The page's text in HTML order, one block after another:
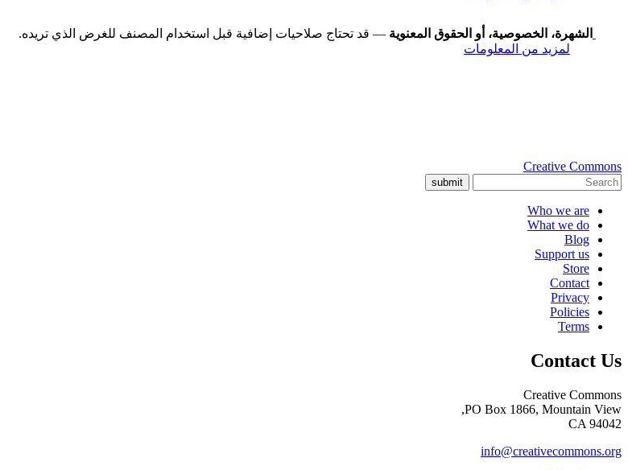
الشهرة، الخصوصية، أو الحقوق المعنوية — قد تحتاج صلاحيات إضافية قبل استخدام المصنف للغرض الذي تريده.
لمزيد من المعلومات
Creative Commons
submit
Who we are
What we do
Blog
Support us
Store
Contact
Privacy
Policies
Terms
Contact Us
Creative Commons
PO Box 1866, Mountain View,
CA 94042
info@creativecommons.org